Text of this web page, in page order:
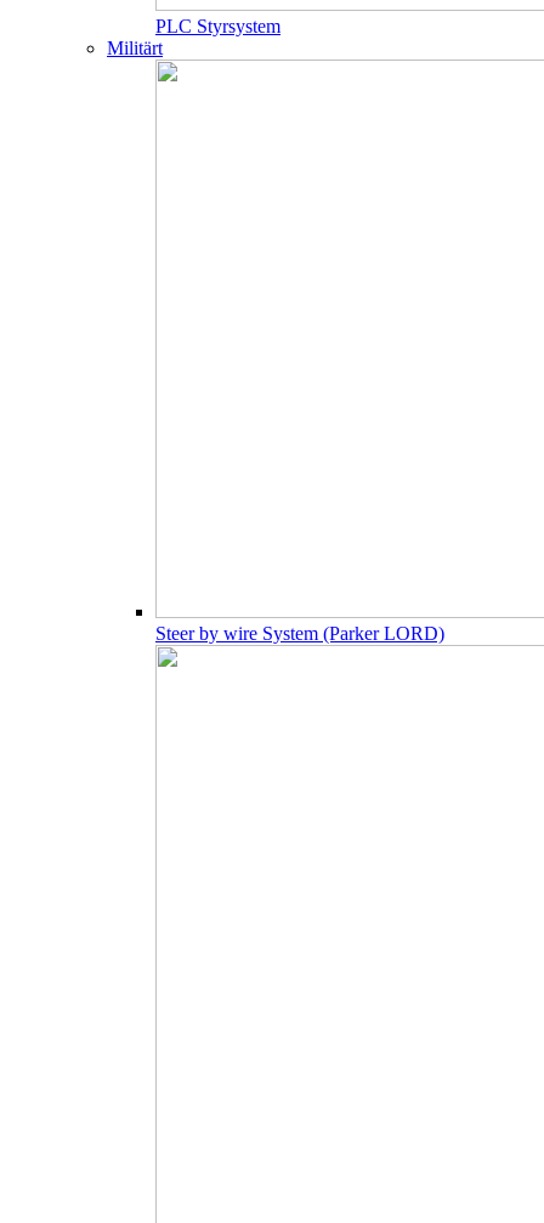
PLC Styrsystem
Militärt
Steer by wire System (Parker LORD)